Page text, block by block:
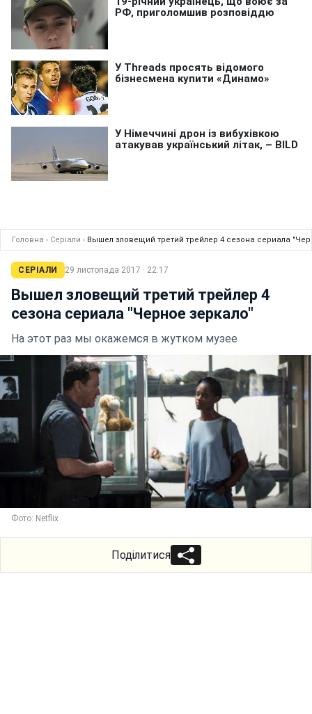
Головна › Серіали › Вышел зловещий третий трейлер 4 сезона сериала
СЕРІАЛИ 29 листопада 2017 · 22:17
Вышел зловещий третий трейлер 4
сезона сериала "Черное зеркало"
На этот раз мы окажемся в жутком музее
Фото: Netflix
Поділитися